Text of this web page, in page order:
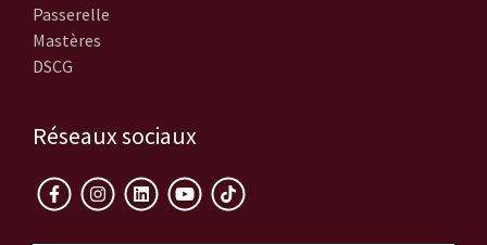
Passerelle
Mastères
DSCG
Réseaux sociaux